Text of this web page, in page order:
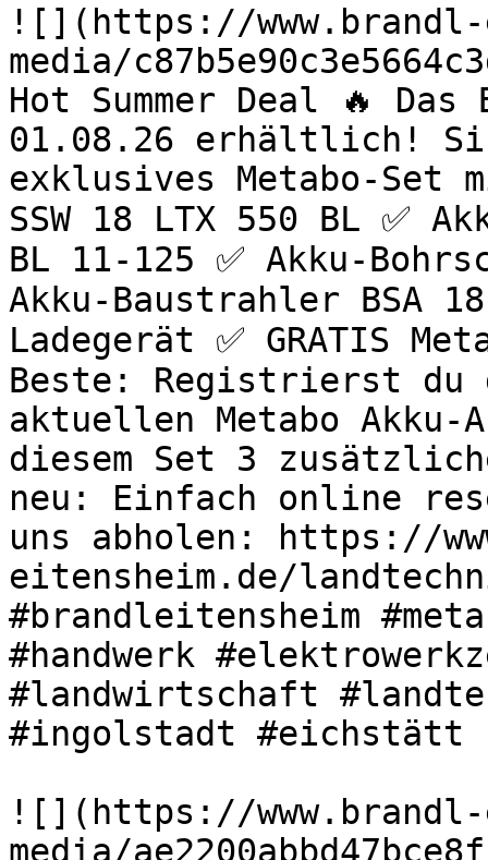
![](https://
media/
Hot Summer Deal 🔥 Das
01.08.26 erhältlich!
exklusives Metabo-Set
SSW 18 LTX 550 BL ✅
BL 11-125 ✅ Akku-
Akku-Baustrahler BSA
Ladegerät ✅ GRATIS
Beste: Registrierst du
aktuellen Metabo
diesem Set 3
neu: Einfach online
uns abholen: https://
eitensheim.de/
#brandleitensheim
#handwerk
#landwirtschaft
#ingolstadt #eichstätt
![](https://
media/